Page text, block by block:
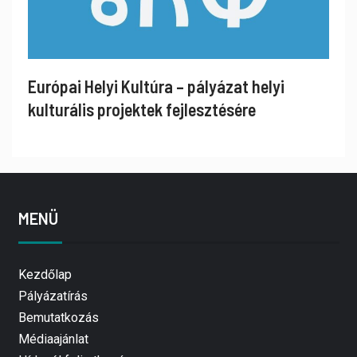
Európai Helyi Kultúra – pályázat helyi
kulturális projektek fejlesztésére
MENÜ
Kezdőlap
Pályázatírás
Bemutatkozás
Médiaajánlat